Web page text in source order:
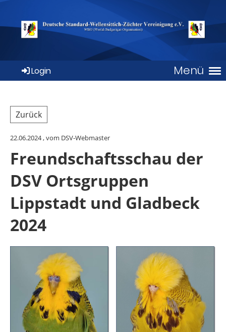
Menü
Login
Zurück
22.06.2024, vom DSV-Webmaster
Freundschaftsschau der
DSV Ortsgruppen
Lippstadt und Gladbeck
2024